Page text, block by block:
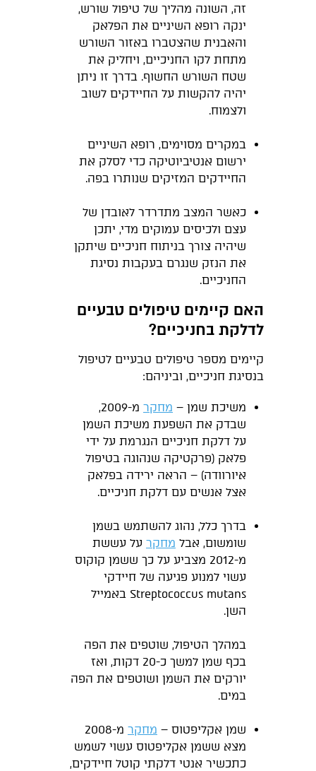
זה, השונה מהליך של טיפול שורש,
ינקה רופא השיניים את הפלאק
והאבנית שהצטברו באזור השורש
מתחת לקו החניכיים, ויחליק את
שטח השורש החשוף. בדרך זו ניתן
יהיה להקשות על החיידקים לשוב
ולצמוח.
במקרים מסוימים, רופא השיניים
ירשום אנטיביוטיקה כדי לסלק את
החיידקים המזיקים שנותרו בפה.
כאשר המצב מתדרדר לאובדן של
עצם ולכיסים עמוקים מדי, יתכן
שיהיה צורך בניתוח חניכיים שיתקן
את הנזק שנגרם בעקבות נסיגת
החניכיים.
האם קיימים טיפולים טבעיים
לדלקת בחניכיים?
קיימים מספר טיפולים טבעיים לטיפול
בנסיגת חניכיים, וביניהם:
משיכת שמן – מחקר
מ-2009,
שבדק את השפעת משיכת השמן
על דלקת חניכיים הנגרמת על ידי
פלאק (פרקטיקה שנהוגה בטיפול
איורוודה) – הראה ירידה בפלאק
אצל אנשים עם דלקת חניכיים.
בדרך כלל, נהוג להשתמש בשמן
שומשום, אבל מחקר על עששת
מ-2012 מצביע על כך ששמן קוקוס
עשוי למנוע פגיעה של חיידקי
Streptococcus mutans באמייל
השן.
במהלך הטיפול, שוטפים את הפה
בכף שמן למשך כ-20 דקות, ואז
יורקים את השמן ושוטפים את הפה
במים.
שמן אקליפטוס – מחקר
מ-2008
מצא ששמן אקליפטוס עשוי לשמש
כתכשיר אנטי דלקתי קוטל חיידקים,